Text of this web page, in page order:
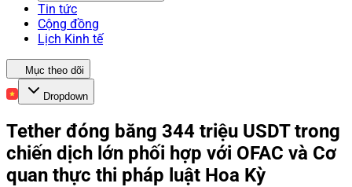
Tin tức
Cộng đồng
Lịch Kinh tế
Mục theo dõi
Dropdown
Tether đóng băng 344 triệu USDT trong
chiến dịch lớn phối hợp với OFAC và Cơ
quan thực thi pháp luật Hoa Kỳ